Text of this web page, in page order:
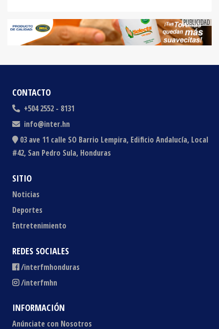
CONTACTO
+504 2552 - 8131
info@inter.hn
03 ave 11 calle SO Barrio Lempira, Edificio Andalucía, Local
#42, San Pedro Sula, Honduras
SITIO
Noticias
Deportes
Entretenimiento
REDES SOCIALES
/interfmhonduras
/interfmhn
INFORMACIÓN
Anúnciate con Nosotros